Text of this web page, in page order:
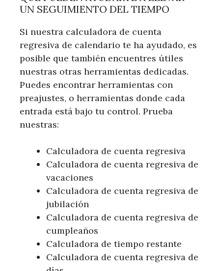
UN SEGUIMIENTO DEL TIEMPO
Si nuestra calculadora de cuenta
regresiva de calendario te ha ayudado, es
posible que también encuentres útiles
nuestras otras herramientas dedicadas.
Puedes encontrar herramientas con
preajustes, o herramientas donde cada
entrada está bajo tu control. Prueba
nuestras:
Calculadora de cuenta regresiva
Calculadora de cuenta regresiva de
vacaciones
Calculadora de cuenta regresiva de
jubilación
Calculadora de cuenta regresiva de
cumpleaños
Calculadora de tiempo restante
Calculadora de cuenta regresiva de